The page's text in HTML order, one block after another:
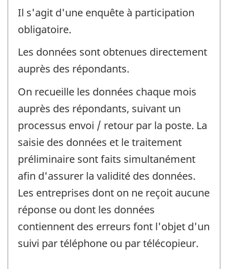
Il s'agit d'une enquête à participation
obligatoire.
Les données sont obtenues directement
auprès des répondants.
On recueille les données chaque mois
auprès des répondants, suivant un
processus envoi / retour par la poste. La
saisie des données et le traitement
préliminaire sont faits simultanément
afin d'assurer la validité des données.
Les entreprises dont on ne reçoit aucune
réponse ou dont les données
contiennent des erreurs font l'objet d'un
suivi par téléphone ou par télécopieur.